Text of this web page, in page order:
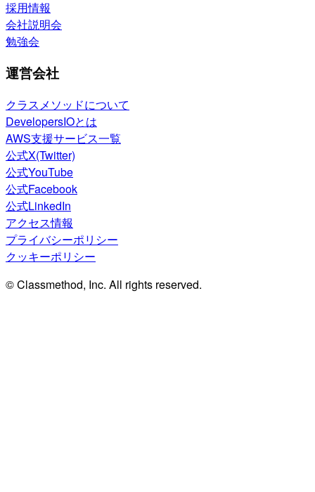
採用情報
会社説明会
勉強会
運営会社
クラスメソッドについて
DevelopersIOとは
AWS支援サービス一覧
公式X(Twitter)
公式YouTube
公式Facebook
公式LinkedIn
アクセス情報
プライバシーポリシー
クッキーポリシー
© Classmethod, Inc. All rights reserved.